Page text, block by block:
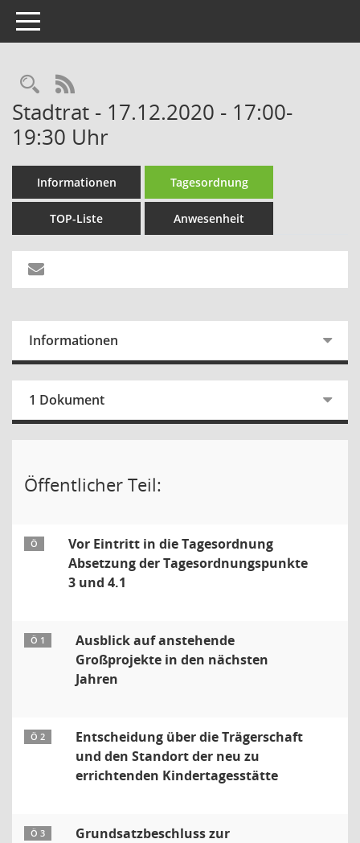
Toggle navigation
Rechercheauswahl
RSS-Feed
Stadtrat - 17.12.2020 - 17:00-
19:30 Uhr
Informationen Tagesordnung
TOP-Liste Anwesenheit
Informationen
1 Dokument
Öffentlicher Teil:
Ö
Vor Eintritt in die Tagesordnung
Absetzung der Tagesordnungspunkte
3 und 4.1
Ö 1
Ausblick auf anstehende
Großprojekte in den nächsten
Jahren
Ö 2
Entscheidung über die Trägerschaft
und den Standort der neu zu
errichtenden Kindertagesstätte
Ö 3
Grundsatzbeschluss zur